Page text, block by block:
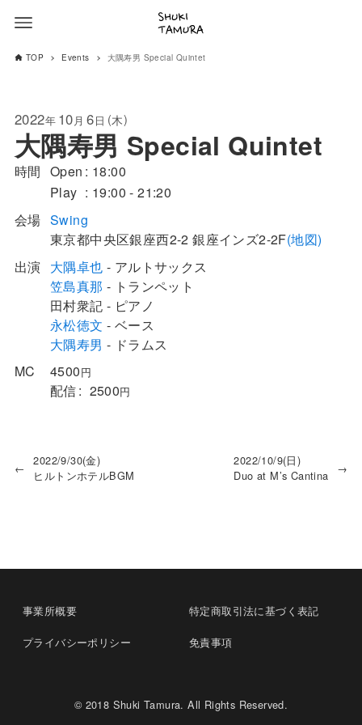
TOP Events 大隅寿男 Special Quintet
2022年 10月 6日 (木)
大隅寿男 Special Quintet
時間 Open
18:00
Play
19:00 - 21:20
会場 Swing
東京都中央区銀座西2-2 銀座インズ2-2F(地図)
出演 大隅卓也 - アルトサックス
笠島真那 - トランペット
田村衆記 - ピアノ
永松徳文 - ベース
大隅寿男 - ドラムス
MC
4500円
配信 2500円
←
2022/9/30(金)
ヒルトンホテルBGM
2022/10/9(日)
Duo at M’s Cantina
→
事業所概要 特定商取引法に基づく表記
プライバシーポリシー 免責事項
© 2018 Shuki Tamura. All Rights Reserved.